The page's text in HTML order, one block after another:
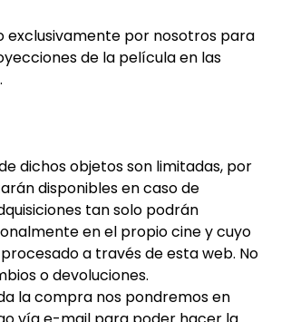
exclusivamente por nosotros para
de la película en las
dichos objetos son limitadas, por
disponibles en caso de
tan solo podrán
en el propio cine y cuyo
a través de esta web. No
o devoluciones.
la compra nos pondremos en